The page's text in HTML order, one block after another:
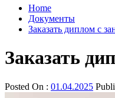
Home
Документы
Заказать диплом с
Заказать
Posted On : 01.04.2025